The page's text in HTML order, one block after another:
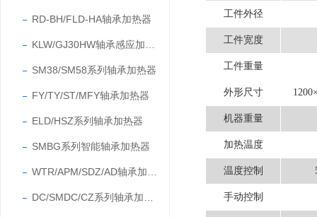
RD-BH/FLD-HA轴承加热器
SM38/SM58系列轴承加热器
FY/TY/ST/MFY轴承加热器
ELD/HSZ系列轴承加热器
SMBG系列智能轴承加热器
工件外径
工件宽度
工件重量
外形尺寸 1200
机器重量
加热温度
温度控制
手动控制